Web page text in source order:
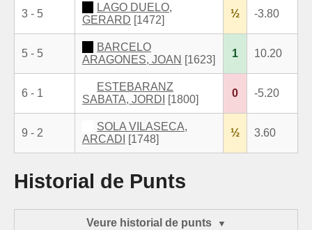
3 - 5
LAGO DUELO,
GERARD [1472]
½ -3.80
5 - 5
BARCELO
ARAGONES, JOAN [1623]
1 10.20
6 - 1
ESTEBARANZ
SABATA, JORDI
[1800]
0 -5.20
9 - 2
SOLA VILASECA,
ARCADI
[1748]
½ 3.60
Historial de Punts
Veure historial de punts